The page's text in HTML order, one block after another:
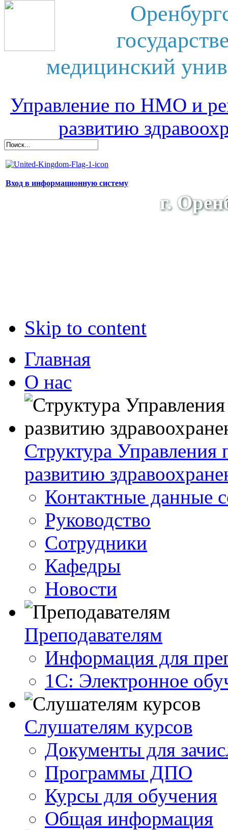
медицинский
Управление по НМО и
развитию
Вход в информационную систему
г.
Skip to content
Главная
О нас
Структура
развитию
Контактные данные
Руководство
Сотрудники
Кафедры
Новости
Преподавателям
Информация для
1С: Электронное
Слушателям курсов
Документы для
Программы ДПО
Курсы для обучения
Общая информация